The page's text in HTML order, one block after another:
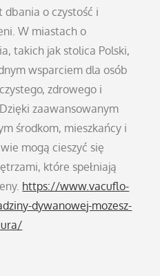
o czystość i
W miastach o
takich jak stolica Polski,
wsparciem dla osób
zdrowego i
zaawansowanym
środkom, mieszkańcy i
mogą cieszyć się
które spełniają
https://www.vacuflo-
dywanowej-mozesz-